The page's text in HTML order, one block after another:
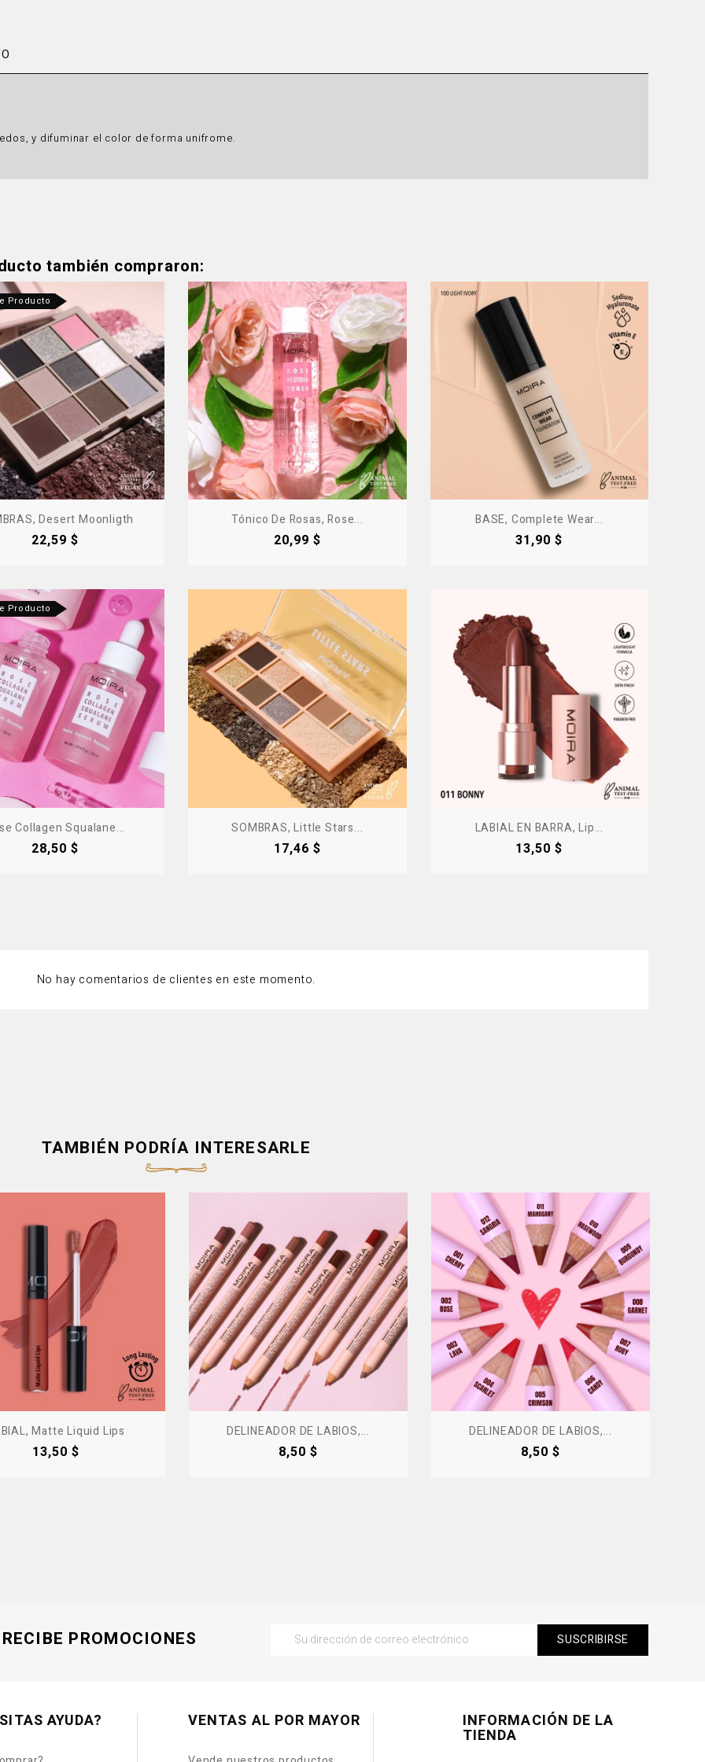
y difuminar el color de forma unifrome.
también compraron:
Producto
Desert Moonligth
Precio
22,59 $
Tónico De Rosas, Rose...
Precio
20,99 $
BASE, Complete Wear...
Precio
31,90 $
Producto
Collagen Squalane...
Precio
28,50 $
SOMBRAS, Little Stars...
Precio
17,46 $
LABIAL EN BARRA, Lip...
Precio
13,50 $
No hay comentarios de clientes en este momento.
TAMBIÉN PODRÍA INTERESARLE
Matte Liquid Lips
Precio
13,50 $
DELINEADOR DE LABIOS,...
Precio
8,50 $
DELINEADOR DE LABIOS,...
Precio
8,50 $
RECIBE PROMOCIONES
AYUDA? VENTAS AL POR MAYOR INFORMACIÓN DE LA
TIENDA